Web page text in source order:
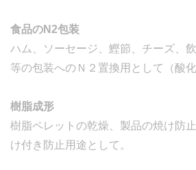
食品のN2包装
ハム、ソーセージ、鰹節、チーズ、
等の包装へのＮ２置換用として（酸
樹脂成形
樹脂ペレットの乾燥、製品の焼け防
け付き防止用途として。